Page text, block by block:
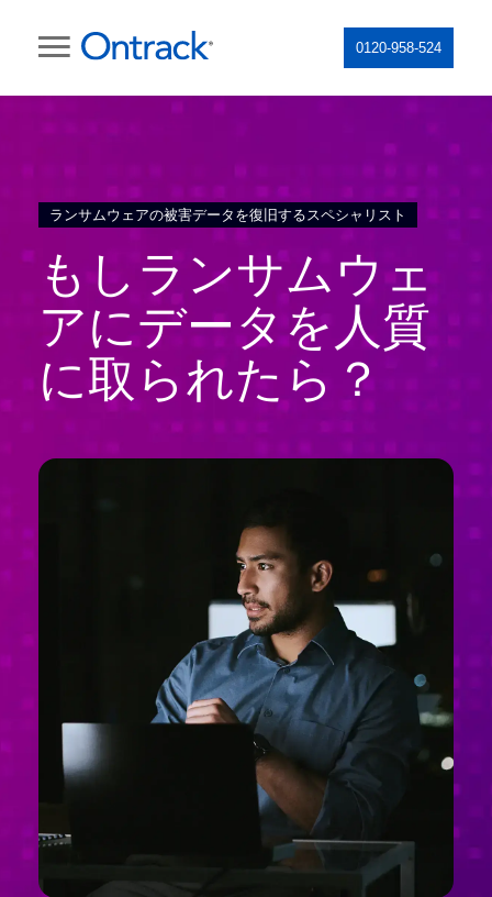
0120-958-524
ランサムウェアの被害データを復旧するスペシャリスト
もしランサムウェ
アにデータを人質
に取られたら？